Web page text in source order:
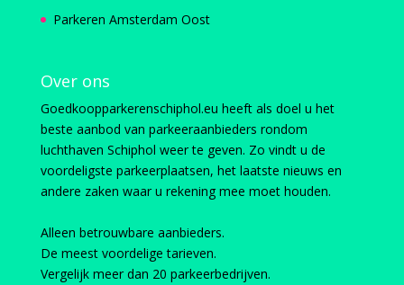
Parkeren Amsterdam Oost
Over ons
Goedkoopparkerenschiphol.eu heeft als doel u het
beste aanbod van parkeeraanbieders rondom
luchthaven Schiphol weer te geven. Zo vindt u de
voordeligste parkeerplaatsen, het laatste nieuws en
andere zaken waar u rekening mee moet houden.
Alleen betrouwbare aanbieders.
De meest voordelige tarieven.
Vergelijk meer dan 20 parkeerbedrijven.